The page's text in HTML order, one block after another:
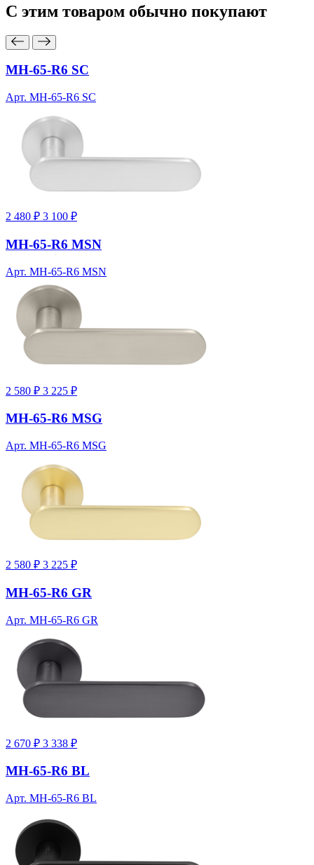
С этим товаром обычно покупают
MH-65-R6 SC
Арт. MH-65-R6 SC
2 480 ₽ 3 100 ₽
MH-65-R6 MSN
Арт. MH-65-R6 MSN
2 580 ₽ 3 225 ₽
MH-65-R6 MSG
Арт. MH-65-R6 MSG
2 580 ₽ 3 225 ₽
MH-65-R6 GR
Арт. MH-65-R6 GR
2 670 ₽ 3 338 ₽
MH-65-R6 BL
Арт. MH-65-R6 BL